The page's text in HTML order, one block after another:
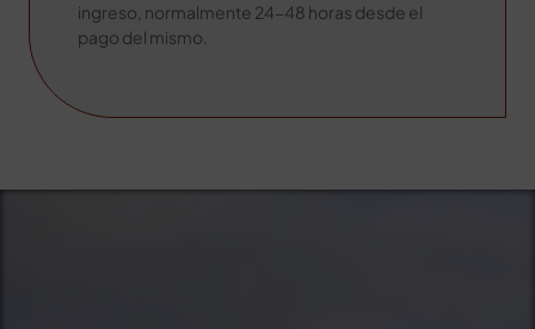
ingreso, normalmente 24-48 horas desde el
pago del mismo.